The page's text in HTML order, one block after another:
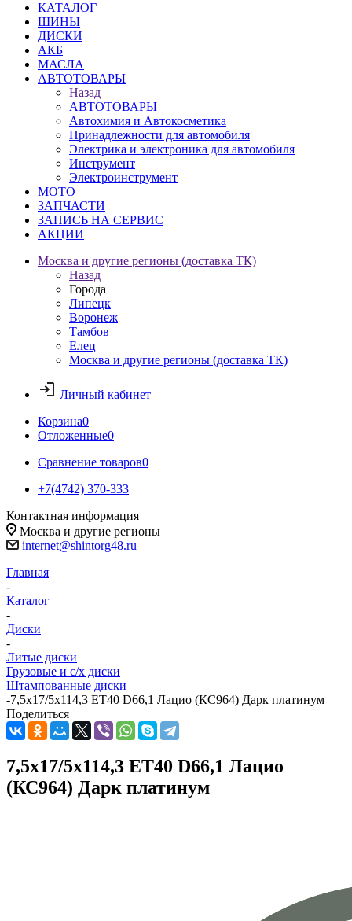
КАТАЛОГ
ШИНЫ
ДИСКИ
АКБ
МАСЛА
АВТОТОВАРЫ
Назад
АВТОТОВАРЫ
Автохимия и Автокосметика
Принадлежности для автомобиля
Электрика и электроника для автомобиля
Инструмент
Электроинструмент
МОТО
ЗАПЧАСТИ
ЗАПИСЬ НА СЕРВИС
АКЦИИ
Москва и другие регионы (доставка ТК)
Назад
Города
Липецк
Воронеж
Тамбов
Елец
Москва и другие регионы (доставка ТК)
Личный кабинет
Корзина0
Отложенные0
Сравнение товаров0
+7(4742) 370-333
Контактная информация
Москва и другие регионы
internet@shintorg48.ru
Главная
-
Каталог
-
Диски
-
Литые диски
Грузовые и с/х диски
Штампованные диски
-7,5x17/5x114,3 ET40 D66,1 Лацио (КС964) Дарк платинум
Поделиться
7,5x17/5x114,3 ET40 D66,1 Лацио
(КС964) Дарк платинум